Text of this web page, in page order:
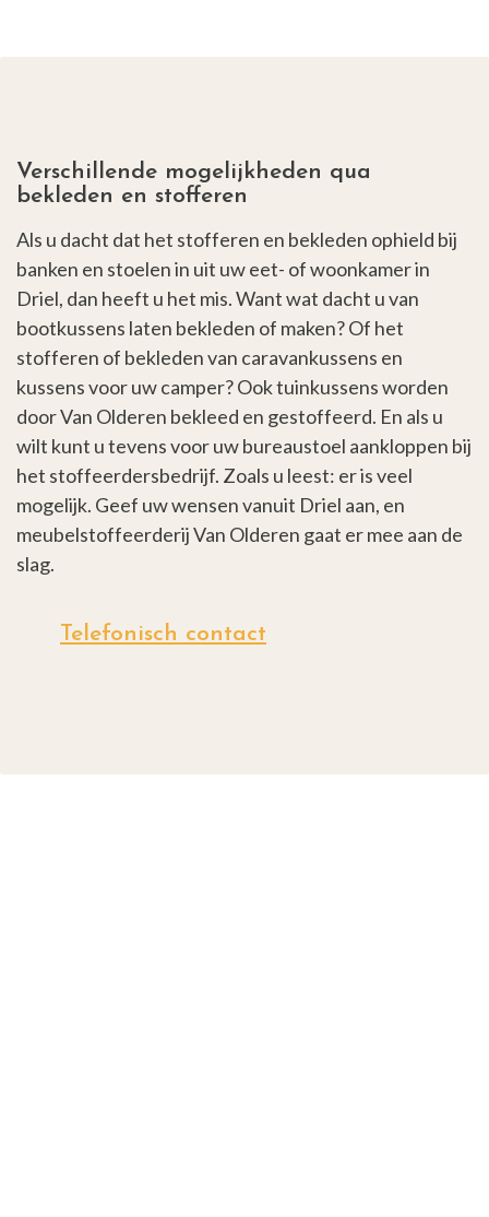
Verschillende mogelijkheden qua
bekleden en stofferen
Als u dacht dat het stofferen en bekleden ophield bij
banken en stoelen in uit uw eet- of woonkamer in
Driel, dan heeft u het mis. Want wat dacht u van
bootkussens laten bekleden of maken? Of het
stofferen of bekleden van caravankussens en
kussens voor uw camper? Ook tuinkussens worden
door Van Olderen bekleed en gestoffeerd. En als u
wilt kunt u tevens voor uw bureaustoel aankloppen bij
het stoffeerdersbedrijf. Zoals u leest: er is veel
mogelijk. Geef uw wensen vanuit Driel aan, en
meubelstoffeerderij Van Olderen gaat er mee aan de
slag.
Telefonisch contact